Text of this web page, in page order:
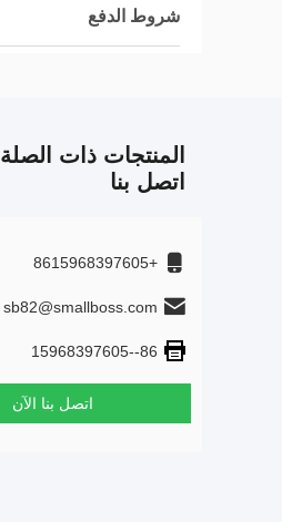
شروط الدفع
المنتجات ذات الصلة
اتصل بنا
+8615968397605
sb82@smallboss.com
86--15968397605
اتصل بنا الآن